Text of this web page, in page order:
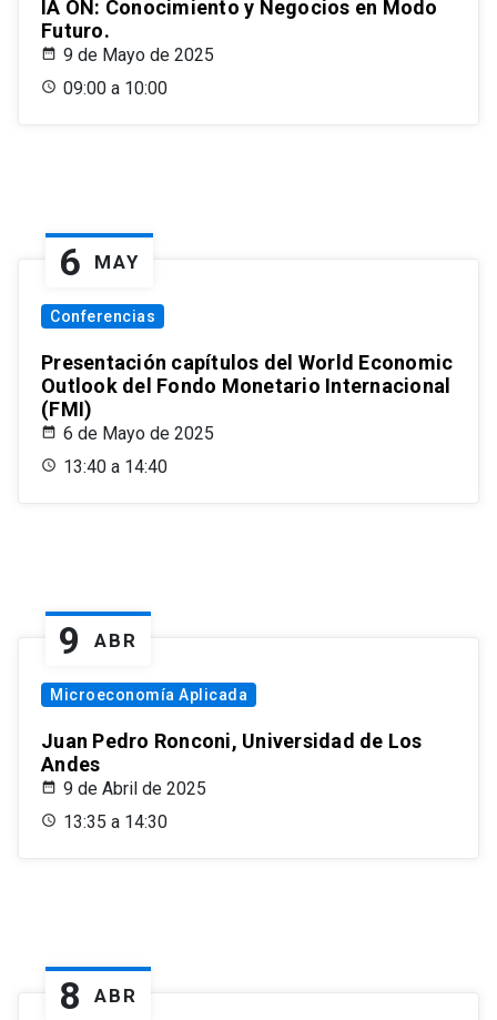
IA ON: Conocimiento y Negocios en Modo
Futuro.
9 de Mayo de 2025
09:00 a 10:00
6 MAY
Conferencias
Presentación capítulos del World Economic
Outlook del Fondo Monetario Internacional
(FMI)
6 de Mayo de 2025
13:40 a 14:40
9 ABR
Microeconomía Aplicada
Juan Pedro Ronconi, Universidad de Los
Andes
9 de Abril de 2025
13:35 a 14:30
8 ABR